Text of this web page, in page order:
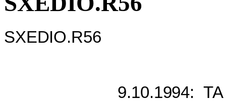
SXEDIO.R56
9.10.1994: ΤΑ